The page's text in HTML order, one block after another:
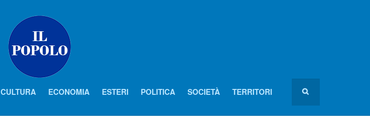
CULTURA ECONOMIA ESTERI POLITICA SOCIETÀ TERRITORI